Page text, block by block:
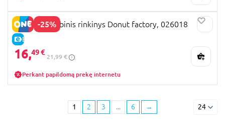
-25%
E-KAINA
TOTUM kūrybinis rinkinys Donut factory, 026018
16,49 €
21,99 €
Perkant papildomą prekę internetu
1 2 3 ... 6 → 24